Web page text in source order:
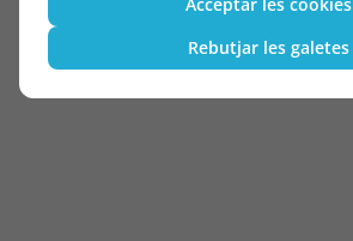
Rebutjar les galetes